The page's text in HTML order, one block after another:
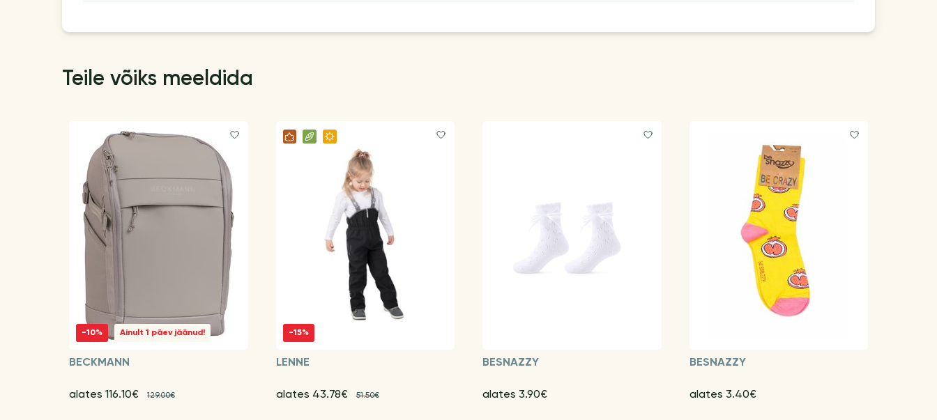
Teile võiks meeldida
-10% Ainult 1 päev jäänud!
BECKMANN
alates 116.10€ 129.00€
-15%
LENNE
alates 43.78€ 51.50€
BESNAZZY
alates 3.90€
BESNAZZY
alates 3.40€